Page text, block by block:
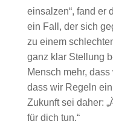
einsalzen“, fand er
ein Fall, der sich
zu einem
ganz klar Stellung
Mensch mehr,
dass wir Regeln
Zukunft sei daher:
für dich tun.“